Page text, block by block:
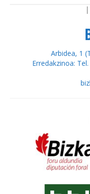
Arbidea, 1
Erredakzinoa: